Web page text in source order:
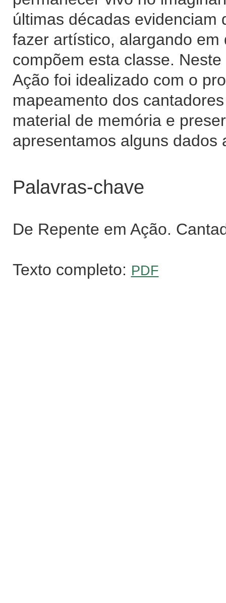
últimas décadas evidenciam
fazer artístico, alargando
compõem esta classe.
Ação foi idealizado com o
mapeamento dos
material de memória e
apresentamos alguns dados
Palavras-chave
De Repente em Ação.
Texto completo: PDF